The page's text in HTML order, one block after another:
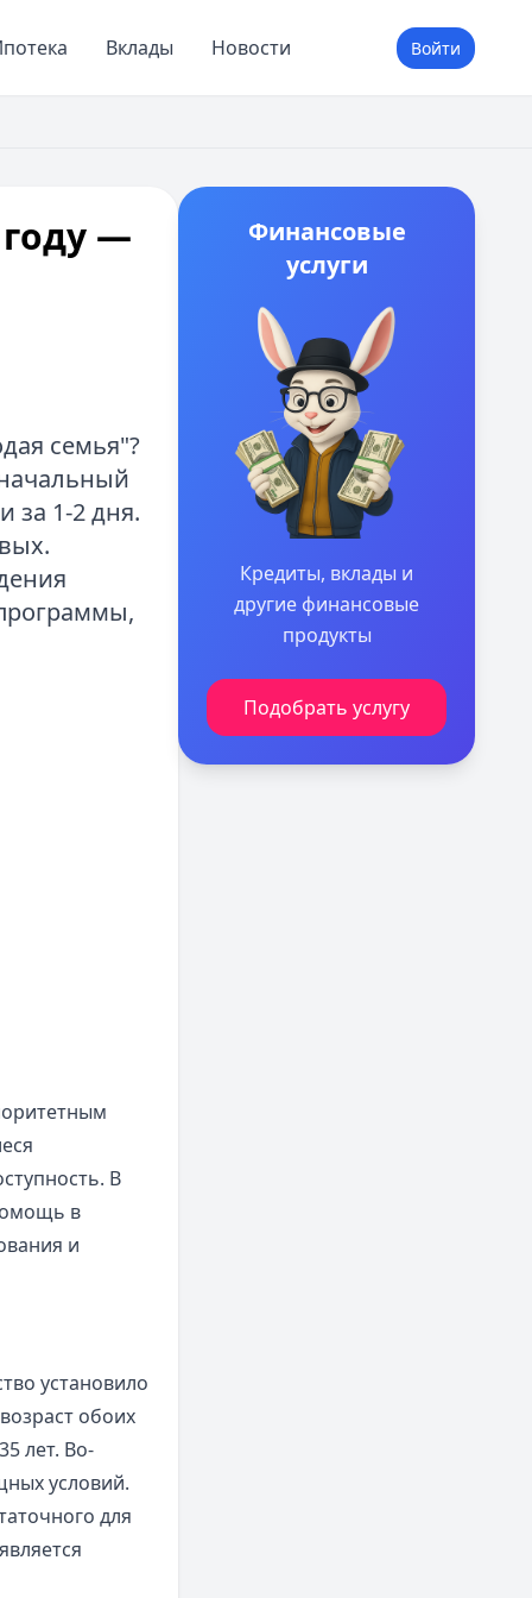
Вклады Новости Войти
—
семья"?
за 1-2 дня.
В
в
и
установило
обоих
лет. Во-
условий.
для
Финансовые
услуги
Кредиты, вклады и
другие финансовые
продукты
Подобрать услугу